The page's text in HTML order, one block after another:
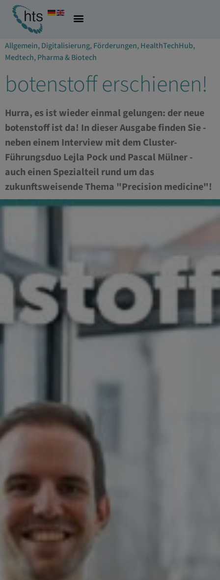
31.01.2024
Allgemein,Digitalisierung,Förderungen,HealthTechHub,
Medtech,Pharma & Biotech
botenstoff erschienen!
Hurra, es ist wieder einmal gelungen: der neue
botenstoff ist da! In dieser Ausgabe finden Sie -
neben einem Interview mit dem Cluster-
Führungsduo Lejla Pock und Pascal Mülner -
auch einen Spezialteil rund um das
zukunftsweisende Thema "Precision medicine"!